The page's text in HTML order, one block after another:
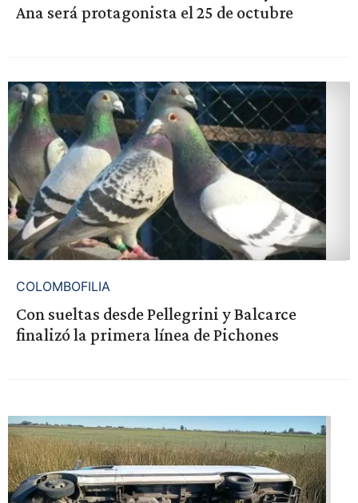
Ana será protagonista el 25 de octubre
COLOMBOFILIA
Con sueltas desde Pellegrini y Balcarce
finalizó la primera línea de Pichones